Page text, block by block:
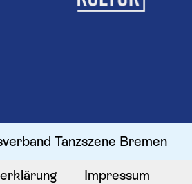
Tanzszene Bremen
Impressum